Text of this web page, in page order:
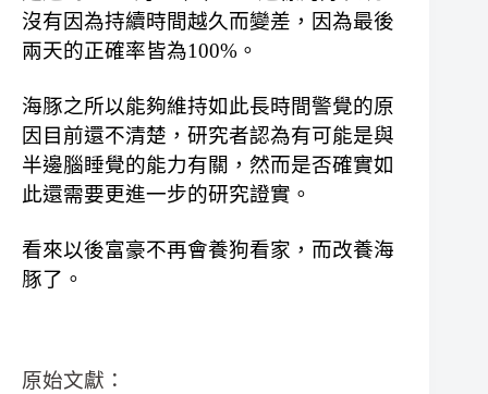
沒有因為持續時間越久而變差，因為最後
兩天的正確率皆為100%。
海豚之所以能夠維持如此長時間警覺的原
因目前還不清楚，研究者認為有可能是與
半邊腦睡覺的能力有關，然而是否確實如
此還需要更進一步的研究證實。
看來以後富豪不再會養狗看家，而改養海
豚了。
原始文獻：